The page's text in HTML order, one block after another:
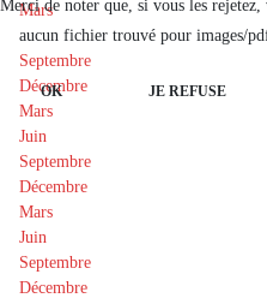
Mars
aucun fichier trouvé pour images/
Septembre
Décembre
Mars
Juin
Septembre
Décembre
Mars
Juin
Septembre
Décembre
Merci de noter que, si vous les
OK JE REFUSE